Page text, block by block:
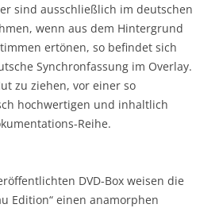
sind ausschließlich im deutschen
wenn aus dem Hintergrund
ertönen, so befindet sich
Synchronfassung im Overlay.
zu ziehen, vor einer so
hochwertigen und inhaltlich
Reihe.
DVD-Box weisen die
Edition“ einen anamorphen